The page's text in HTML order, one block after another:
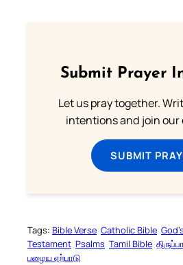
Submit Prayer
Let us pray together.
intentions and join our
SUBMIT
Tags: Bible Verse Catholic Bible
Testament Psalms Tamil Bible
பழைய ஏற்பாடு